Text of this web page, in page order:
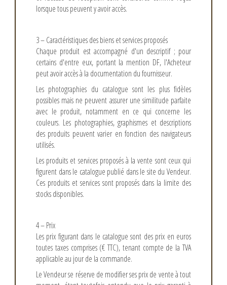
lorsque tous peuvent y avoir accès.
3 – Caractéristiques des biens et services proposés
Chaque produit est accompagné d'un descriptif ; pour
certains d'entre eux, portant la mention DF, l'Acheteur
peut avoir accès à la documentation du fournisseur.
Les photographies du catalogue sont les plus fidèles
possibles mais ne peuvent assurer une similitude parfaite
avec le produit, notamment en ce qui concerne les
couleurs. Les photographies, graphismes et descriptions
des produits peuvent varier en fonction des navigateurs
utilisés.
Les produits et services proposés à la vente sont ceux qui
figurent dans le catalogue publié dans le site du Vendeur.
Ces produits et services sont proposés dans la limite des
stocks disponibles.
4 – Prix
Les prix figurant dans le catalogue sont des prix en euros
toutes taxes comprises (€ TTC), tenant compte de la TVA
applicable au jour de la commande.
Le Vendeur se réserve de modifier ses prix de vente à tout